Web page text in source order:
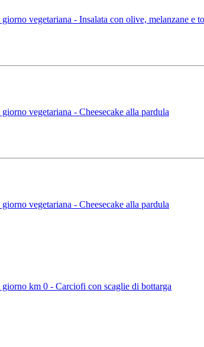
vegetariana - Insalata con olive, melanzane e
vegetariana - Cheesecake alla pardula
vegetariana - Cheesecake alla pardula
km 0 - Carciofi con scaglie di bottarga